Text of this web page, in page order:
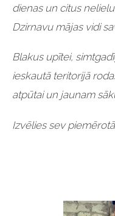
dienas un citus
Dzirnavu mājas vidi
Blakus upītei,
ieskautā teritorijā
atpūtai un jaunam
Izvēlies sev